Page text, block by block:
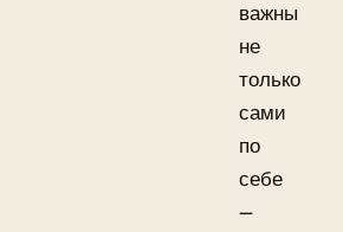
важны
не
только
сами
по
себе
—